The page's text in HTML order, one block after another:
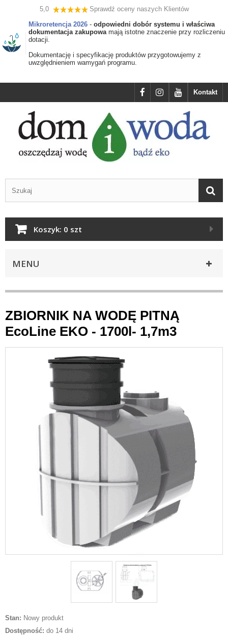
5,0
Sprawdź oceny naszych Klientów
Mikroretencja 2026 - odpowiedni dobór systemu i właściwa
dokumentacja zakupowamają istotne znaczenie przy rozliczeniu
dotacji.
Dokumentację i specyfikację produktów przygotowujemy z
uwzględnieniem wamygań programu.
Kontakt
Koszyk: 0 szt
MENU
ZBIORNIK NA WODĘ PITNĄ
EcoLine EKO - 1700l- 1,7m3
Stan: Nowy produkt
Dostępność: do 14 dni